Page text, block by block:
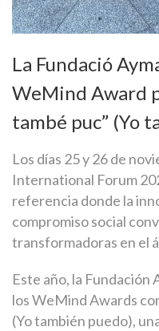
La Fundació
WeMind Award
també puc” (Yo
Los días 25 y 26 de
International Forum
referencia donde la
compromiso social
transformadoras en el
Este año, la Fundación
los WeMind Awards
(Yo también puedo),